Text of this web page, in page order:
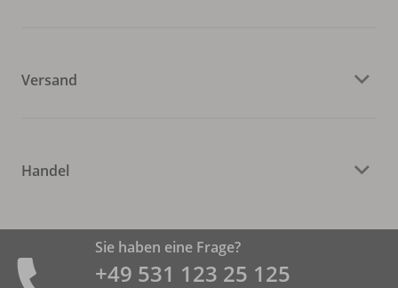
Versand
Handel
Sie haben eine Frage?
+49 531 ­123 25 125